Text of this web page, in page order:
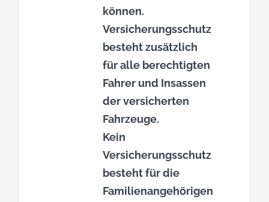
können.
Versicherungsschutz
besteht zusätzlich
für alle berechtigten
Fahrer und Insassen
der versicherten
Fahrzeuge.
Kein
Versicherungsschutz
besteht für die
Familienangehörigen